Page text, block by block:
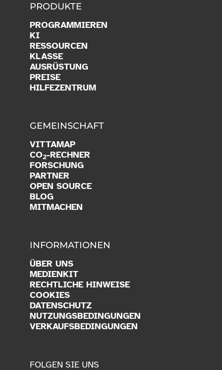
PRODUKTE
PROGRAMMIEREN
KI
RESSOURCEN
KLASSE
AUSRÜSTUNG
PREISE
HILFEZENTRUM
GEMEINSCHAFT
VITTAMAP
CO2-RECHNER
FORSCHUNG
PARTNER
OPEN SOURCE
BLOG
MITMACHEN
INFORMATIONEN
ÜBER UNS
MEDIENKIT
RECHTLICHE HINWEISE
COOKIES
DATENSCHUTZ
NUTZUNGSBEDINGUNGEN
VERKAUFSBEDINGUNGEN
FOLGEN SIE UNS